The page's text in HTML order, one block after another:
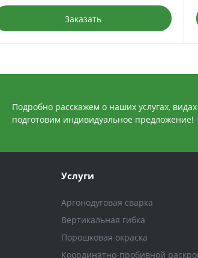
Заказать
Подробно расскажем о наших услугах,
подготовим индивидуальное предложение!
Услуги
Аргонодуговая сварка
Вертикальная гибка
Порошковая окраска
Координатно-пробивной